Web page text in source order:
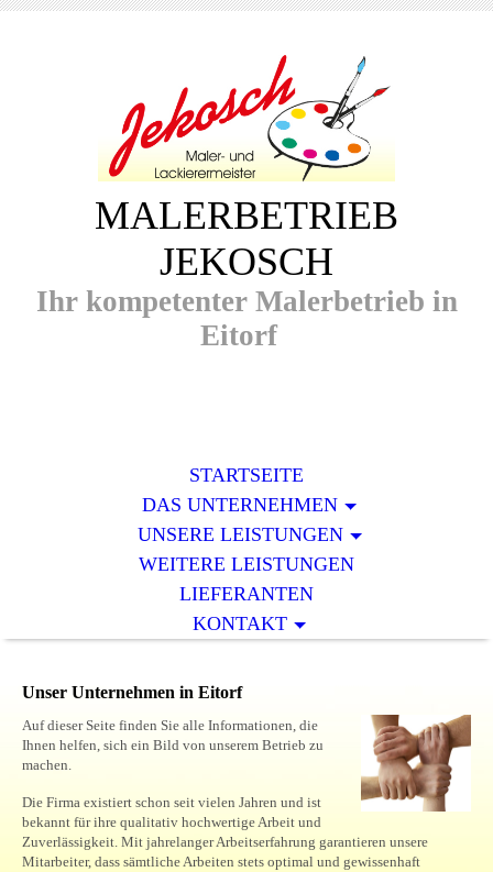
MALERBETRIEB
JEKOSCH
Ihr kompetenter Malerbetrieb in
Eitorf
STARTSEITE
DAS UNTERNEHMEN
UNSERE LEISTUNGEN
WEITERE LEISTUNGEN
LIEFERANTEN
KONTAKT
Unser Unternehmen in Eitorf
Auf dieser Seite finden Sie alle Informationen, die
Ihnen helfen, sich ein Bild von unserem Betrieb zu
machen.
Die Firma existiert schon seit vielen Jahren und ist
bekannt für ihre qualitativ hochwertige Arbeit und
Zuverlässigkeit. Mit jahrelanger Arbeitserfahrung garantieren unsere
Mitarbeiter, dass sämtliche Arbeiten stets optimal und gewissenhaft